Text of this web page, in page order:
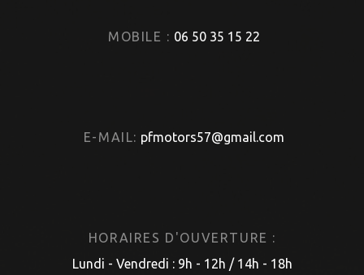
MOBILE : 06 50 35 15 22
E-MAIL: pfmotors57@gmail.com
HORAIRES D'OUVERTURE :
Lundi - Vendredi : 9h - 12h / 14h - 18h